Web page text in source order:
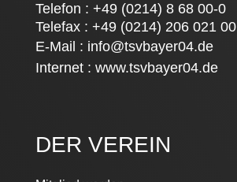
Telefon : +49 (0214) 8 68 00-0
Telefax : +49 (0214) 206 021 00
E-Mail : info@tsvbayer04.de
Internet : www.tsvbayer04.de
DER VEREIN